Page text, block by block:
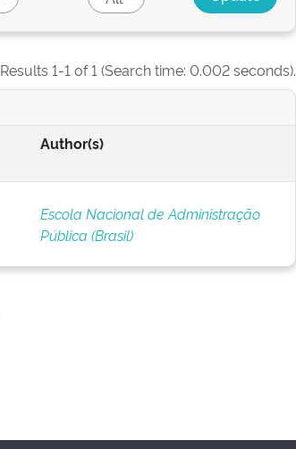
Results 1-1 of 1 (Search time: 0.002 seconds).
Author(s)
Escola Nacional de Administração
Pública (Brasil)